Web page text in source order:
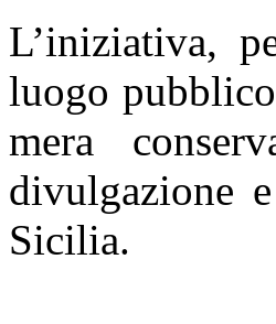
L’iniziativa,
luogo
mera
divulgazione
Sicilia.